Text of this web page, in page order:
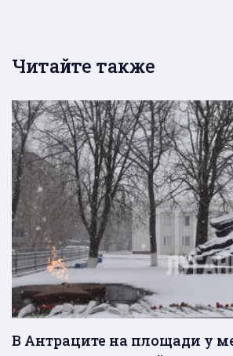
Читайте также
В Антраците на площади у